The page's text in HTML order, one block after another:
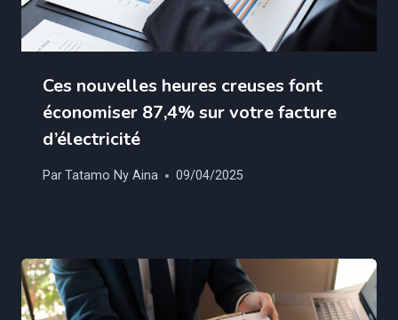
Ces nouvelles heures creuses font
économiser 87,4% sur votre facture
d’électricité
ParTatamo Ny Aina 09/04/2025